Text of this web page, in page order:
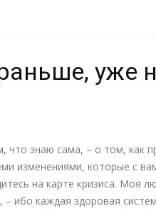
уже
что знaю сaма, – о том, как
изменениями, которые с
на карте кризиса. Моя
– ибо каждая здоровая